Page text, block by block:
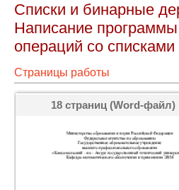
Списки и бинарные
Написание
операций со списками
Страницы работы
18 страниц (Word-файл)